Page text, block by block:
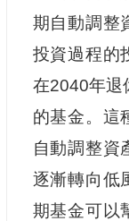
期自動調整
投資過程的
在2040年退
的基金。這
自動調整資
逐漸轉向低
期基金可以